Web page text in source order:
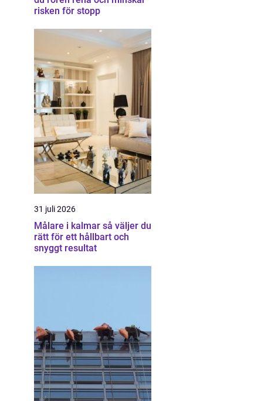
risken för stopp
31 juli 2026
Målare i kalmar så väljer du
rätt för ett hållbart och
snyggt resultat